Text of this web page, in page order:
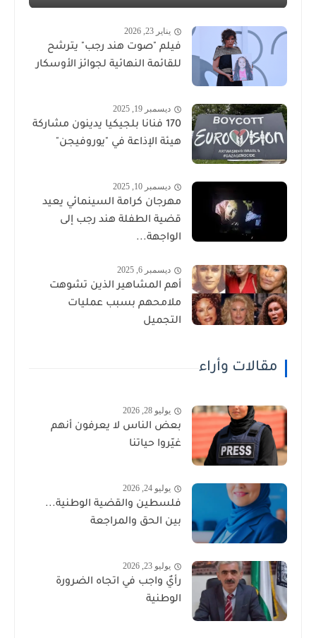
يناير 23, 2026
فيلم "صوت هند رجب" يترشح
للقائمة النهائية لجوائز الأوسكار
ديسمبر 19, 2025
170 فنانا بلجيكيا يدينون مشاركة
هيئة الإذاعة في "يوروفيجن"
ديسمبر 10, 2025
مهرجان كرامة السينمائي يعيد
قضية الطفلة هند رجب إلى
الواجهة...
ديسمبر 6, 2025
أهم المشاهير الذين تشوهت
ملامحهم بسبب عمليات
التجميل
مقالات وأراء
يوليو 28, 2026
بعض الناس لا يعرفون أنهم
غيّروا حياتنا
يوليو 24, 2026
فلسطين والقضية الوطنية...
بين الحق والمراجعة
يوليو 23, 2026
رأيٌ واجب في اتجاه الضرورة
الوطنية